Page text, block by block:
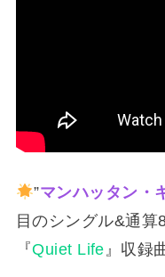
”マンハッタン・
目のシングル&通
『Quiet Life』収録